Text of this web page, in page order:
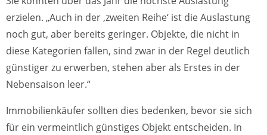
erzielen. „Auch in der ‚zweiten Reihe‘ ist die Auslastung
noch gut, aber bereits geringer. Objekte, die nicht in
diese Kategorien fallen, sind zwar in der Regel deutlich
günstiger zu erwerben, stehen aber als Erstes in der
Nebensaison leer.“
Immobilienkäufer sollten dies bedenken, bevor sie sich
für ein vermeintlich günstiges Objekt entscheiden. In